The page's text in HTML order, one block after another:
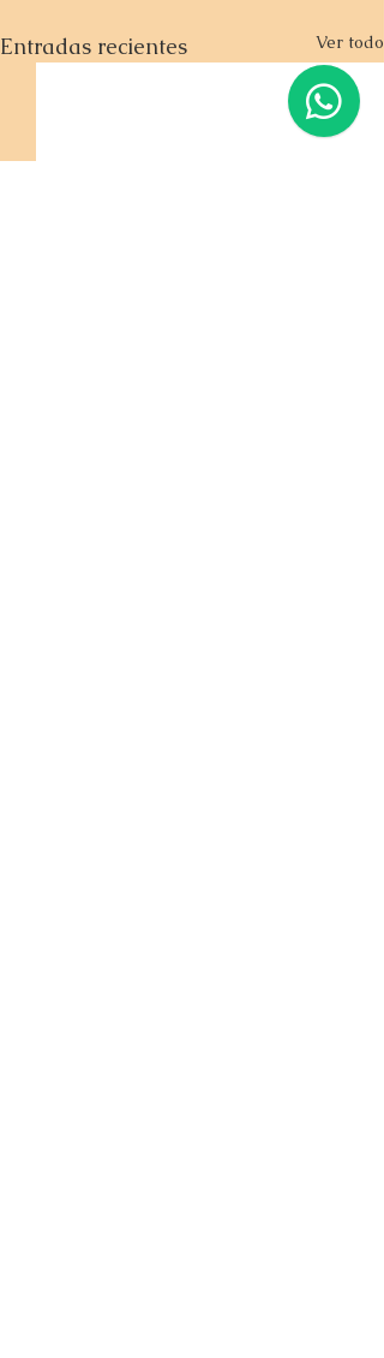
Entradas recientes Ver todo